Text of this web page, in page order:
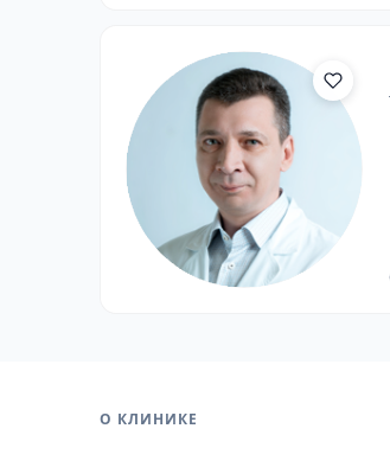
О КЛИНИКЕ